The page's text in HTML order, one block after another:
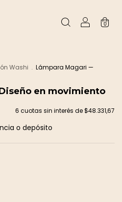
0
Washi . Lámpara Magari —
en movimiento
6 cuotas sin interés de$48.331,67
o depósito